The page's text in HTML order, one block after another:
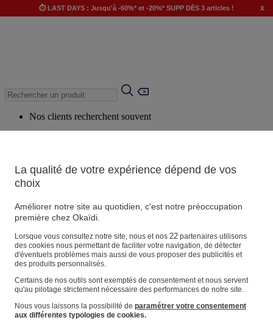
⏱️ LAST DAYS : Jusqu'à -60%* et -20%* SUPP DÈS 3 articles ! x
Nos clients recherchent souvent
Produits suggérés
Voir tous les produits
Magasin
Vos informations personnelles
Suivre une commande
Panier
Favoris
La qualité de votre expérience dépend de vos
choix
Améliorer notre site au quotidien, c'est notre préoccupation
première chez Okaïdi.
Lorsque vous consultez notre site, nous et nos 22partenaires utilisons
des cookies nous permettant de faciliter votre navigation, de détecter
d'éventuels problèmes mais aussi de vous proposer des publicités et
des produits personnalisés.
Certains de nos outils sont exemptés de consentement et nous servent
qu'au pilotage strictement nécessaire des performances de notre site.
Nous vous laissons la possibilité de paramétrer votre consentement
aux différentes typologies de cookies.